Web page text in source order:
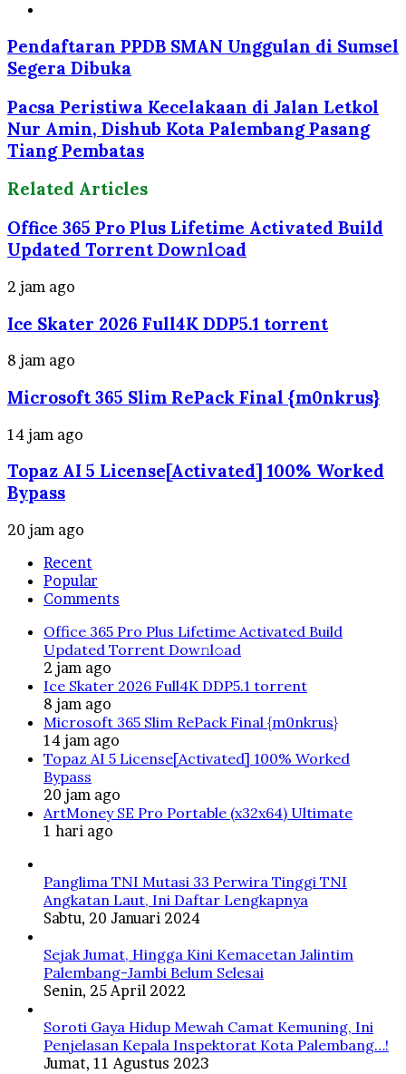
Pendaftaran PPDB SMAN Unggulan di Sumsel
Segera Dibuka
Pacsa Peristiwa Kecelakaan di Jalan Letkol
Nur Amin, Dishub Kota Palembang Pasang
Tiang Pembatas
Related Articles
Office 365 Pro Plus Lifetime Activated Build
Updated Torrent Dow𝚗l𝚘аd
2 jam ago
Ice Skater 2026 Full4K DDP5.1 torrent
8 jam ago
Microsoft 365 Slim RePack Final {m0nkrus}
14 jam ago
Topaz AI 5 License[Activated] 100% Worked
Bypass
20 jam ago
Recent
Popular
Comments
Office 365 Pro Plus Lifetime Activated Build
Updated Torrent Dow𝚗l𝚘аd
2 jam ago
Ice Skater 2026 Full4K DDP5.1 torrent
8 jam ago
Microsoft 365 Slim RePack Final {m0nkrus}
14 jam ago
Topaz AI 5 License[Activated] 100% Worked
Bypass
20 jam ago
ArtMoney SE Pro Portable (x32x64) Ultimate
1 hari ago
Panglima TNI Mutasi 33 Perwira Tinggi TNI
Angkatan Laut, Ini Daftar Lengkapnya
Sabtu, 20 Januari 2024
Sejak Jumat, Hingga Kini Kemacetan Jalintim
Palembang-Jambi Belum Selesai
Senin, 25 April 2022
Soroti Gaya Hidup Mewah Camat Kemuning, Ini
Penjelasan Kepala Inspektorat Kota Palembang…!
Jumat, 11 Agustus 2023